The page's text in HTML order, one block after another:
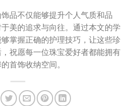
品不仅能够提升个人气质和品
美的追求与向往。通过本文的学
掌握正确的护理技巧，让这些珍
祝愿每一位珠宝爱好者都能拥有
首饰收纳空间。